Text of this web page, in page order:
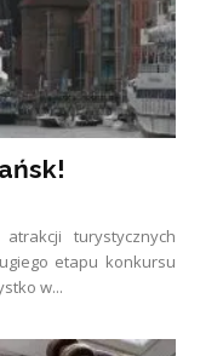
turystycznych
etapu konkursu
w...